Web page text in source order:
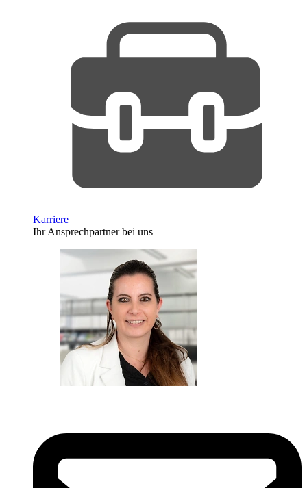
Karriere
Ihr Ansprechpartner bei uns